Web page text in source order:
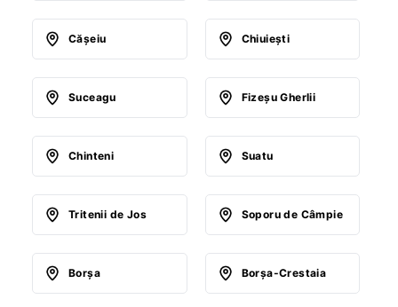
Căşeiu Chiuieşti
Suceagu Fizeşu Gherlii
Chinteni Suatu
Tritenii de Jos Soporu de Câmpie
Borşa Borşa-Crestaia